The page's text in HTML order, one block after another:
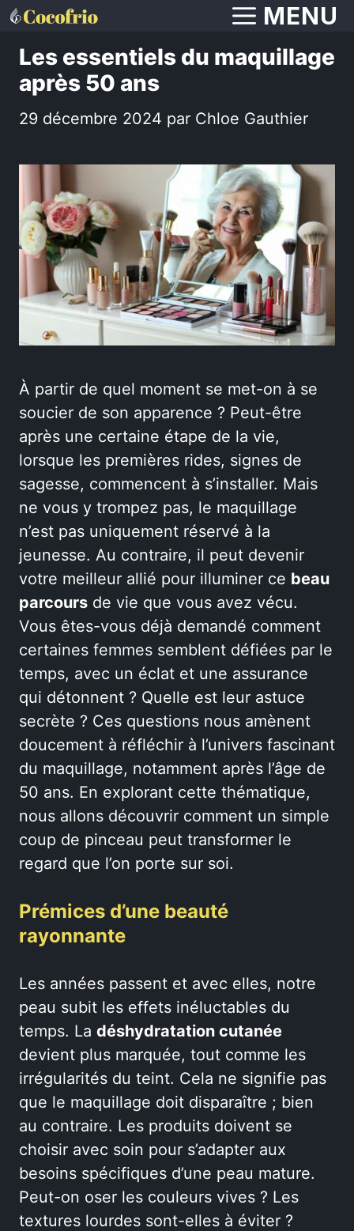
Aller
contenu
MENU
Les essentiels du maquillage
après 50 ans
29 décembre 2024 par Chloe Gauthier
À partir de quel moment se met-on à se
soucier de son apparence ? Peut-être
après une certaine étape de la vie,
lorsque les premières rides, signes de
sagesse, commencent à s’installer. Mais
ne vous y trompez pas, le maquillage
n’est pas uniquement réservé à la
jeunesse. Au contraire, il peut devenir
votre meilleur allié pour illuminer ce beau
parcours de vie que vous avez vécu.
Vous êtes-vous déjà demandé comment
certaines femmes semblent défiées par le
temps, avec un éclat et une assurance
qui détonnent ? Quelle est leur astuce
secrète ? Ces questions nous amènent
doucement à réfléchir à l’univers fascinant
du maquillage, notamment après l’âge de
50 ans. En explorant cette thématique,
nous allons découvrir comment un simple
coup de pinceau peut transformer le
regard que l’on porte sur soi.
Prémices d’une beauté
rayonnante
Les années passent et avec elles, notre
peau subit les effets inéluctables du
temps. La déshydratation cutanée
devient plus marquée, tout comme les
irrégularités du teint. Cela ne signifie pas
que le maquillage doit disparaître ; bien
au contraire. Les produits doivent se
choisir avec soin pour s’adapter aux
besoins spécifiques d’une peau mature.
Peut-on oser les couleurs vives ? Les
textures lourdes sont-elles à éviter ?